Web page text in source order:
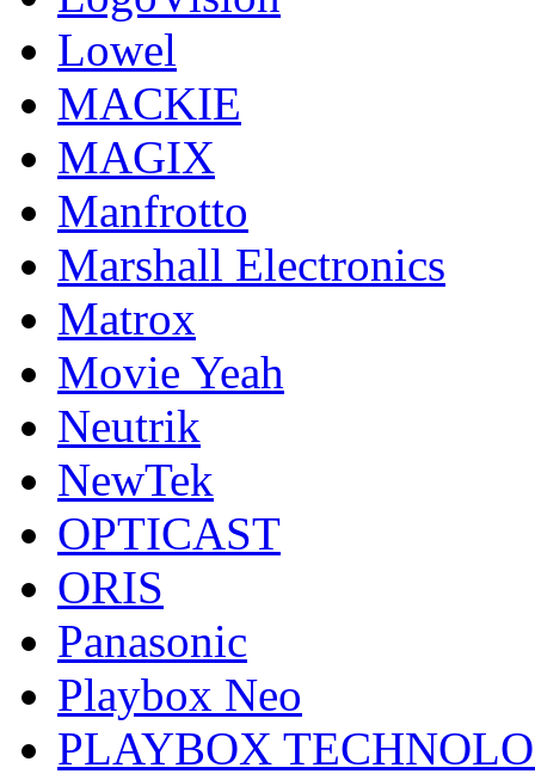
Lowel
MACKIE
MAGIX
Manfrotto
Marshall Electronics
Matrox
Movie Yeah
Neutrik
NewTek
OPTICAST
ORIS
Panasonic
Playbox Neo
PLAYBOX